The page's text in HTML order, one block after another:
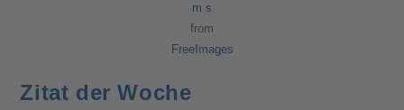
m s
from
FreeImages
Zitat der Woche